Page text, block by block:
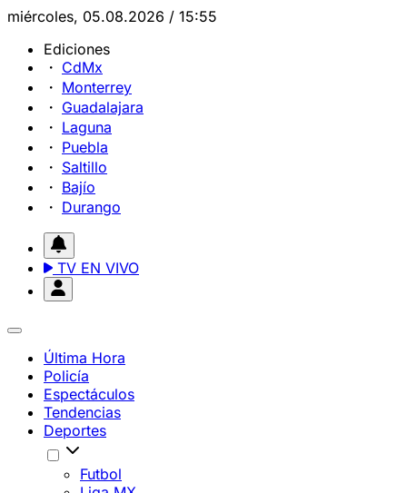
miércoles, 05.08.2026 / 15:55
Ediciones
CdMx
Monterrey
Guadalajara
Laguna
Puebla
Saltillo
Bajío
Durango
TV EN VIVO
Última Hora
Policía
Espectáculos
Tendencias
Deportes
Futbol